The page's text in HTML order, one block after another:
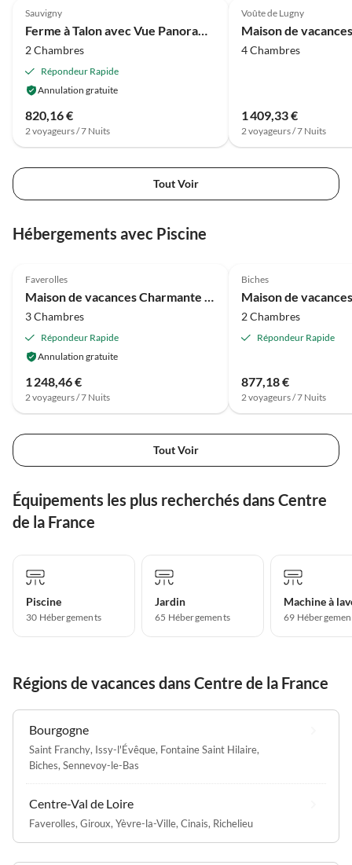
Sauvigny
Ferme à Talon avec Vue Panoramique
2 Chambres
Répondeur Rapide
Annulation gratuite
820,16 €
2 voyageurs / 7 Nuits
Voûte de Lugny
4 Chambres
1 409,33 €
2 voyageurs / 7 Nuits
Tout Voir
Hébergements avec Piscine
Faverolles
Maison de vacances Charmante maison de vacances avec piscine et étang
3 Chambres
Répondeur Rapide
Annulation gratuite
1 248,46 €
2 voyageurs / 7 Nuits
Biches
2 Chambres
Répondeur Rapide
877,18 €
2 voyageurs / 7 Nuits
Tout Voir
Équipements les plus recherchés dans Centre
de la France
Piscine
30 Hébergements
Jardin
65 Hébergements
Machine à
69
Régions de vacances dans Centre de la France
Bourgogne
Saint Franchy, Issy-l'Évêque, Fontaine Saint Hilaire,
Biches, Sennevoy-le-Bas
Centre-Val de Loire
Faverolles, Giroux, Yèvre-la-Ville, Cinais, Richelieu